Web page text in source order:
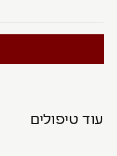
עוד טיפולים